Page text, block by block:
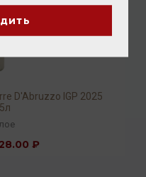
D'Abruzzo IGP 2025
₽